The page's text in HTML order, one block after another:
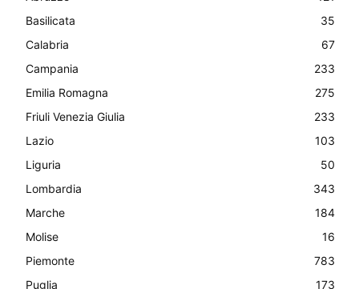
Basilicata
35
Calabria
67
Campania
233
Emilia Romagna
275
Friuli Venezia Giulia
233
Lazio
103
Liguria
50
Lombardia
343
Marche
184
Molise
16
Piemonte
783
Puglia
173